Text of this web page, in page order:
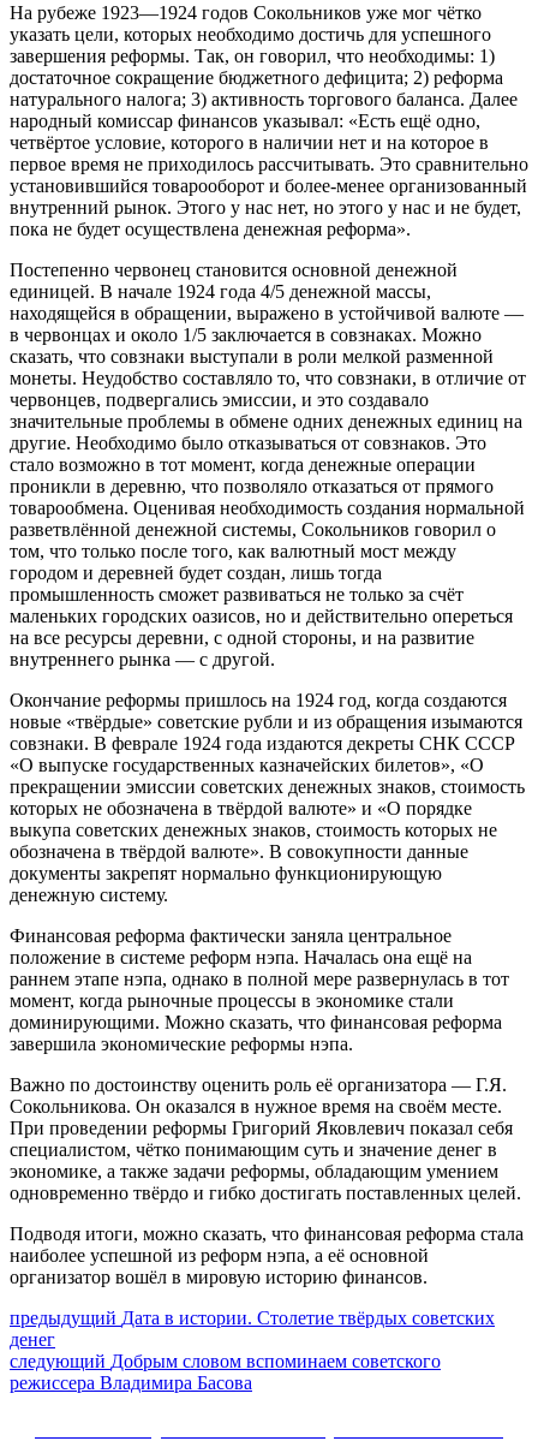
На рубеже 1923—1924 годов Сокольников уже мог чётко
указать цели, которых необходимо достичь для успешного
завершения реформы. Так, он говорил, что необходимы: 1)
достаточное сокращение бюджетного дефицита; 2) реформа
натурального налога; 3) активность торгового баланса. Далее
народный комиссар финансов указывал: «Есть ещё одно,
четвёртое условие, которого в наличии нет и на которое в
первое время не приходилось рассчитывать. Это сравнительно
установившийся товарооборот и более-менее организованный
внутренний рынок. Этого у нас нет, но этого у нас и не будет,
пока не будет осуществлена денежная реформа».
Постепенно червонец становится основной денежной
единицей. В начале 1924 года 4/5 денежной массы,
находящейся в обращении, выражено в устойчивой валюте —
в червонцах и около 1/5 заключается в совзнаках. Можно
сказать, что совзнаки выступали в роли мелкой разменной
монеты. Неудобство составляло то, что совзнаки, в отличие от
червонцев, подвергались эмиссии, и это создавало
значительные проблемы в обмене одних денежных единиц на
другие. Необходимо было отказываться от совзнаков. Это
стало возможно в тот момент, когда денежные операции
проникли в деревню, что позволяло отказаться от прямого
товарообмена. Оценивая необходимость создания нормальной
разветвлённой денежной системы, Сокольников говорил о
том, что только после того, как валютный мост между
городом и деревней будет создан, лишь тогда
промышленность сможет развиваться не только за счёт
маленьких городских оазисов, но и действительно опереться
на все ресурсы деревни, с одной стороны, и на развитие
внутреннего рынка — с другой.
Окончание реформы пришлось на 1924 год, когда создаются
новые «твёрдые» советские рубли и из обращения изымаются
совзнаки. В феврале 1924 года издаются декреты СНК СССР
«О выпуске государственных казначейских билетов», «О
прекращении эмиссии советских денежных знаков, стоимость
которых не обозначена в твёрдой валюте» и «О порядке
выкупа советских денежных знаков, стоимость которых не
обозначена в твёрдой валюте». В совокупности данные
документы закрепят нормально функционирующую
денежную систему.
Финансовая реформа фактически заняла центральное
положение в системе реформ нэпа. Началась она ещё на
раннем этапе нэпа, однако в полной мере развернулась в тот
момент, когда рыночные процессы в экономике стали
доминирующими. Можно сказать, что финансовая реформа
завершила экономические реформы нэпа.
Важно по достоинству оценить роль её организатора — Г.Я.
Сокольникова. Он оказался в нужное время на своём месте.
При проведении реформы Григорий Яковлевич показал себя
специалистом, чётко понимающим суть и значение денег в
экономике, а также задачи реформы, обладающим умением
одновременно твёрдо и гибко достигать поставленных целей.
Подводя итоги, можно сказать, что финансовая реформа стала
наиболее успешной из реформ нэпа, а её основной
организатор вошёл в мировую историю финансов.
Навигация
по
записям
предыдущий Предыдущий
Дата в истории. Столетие твёрдых советских
денег
следующий Следующее
сообщение:
Добрым словом вспоминаем советского
режиссера Владимира Басова